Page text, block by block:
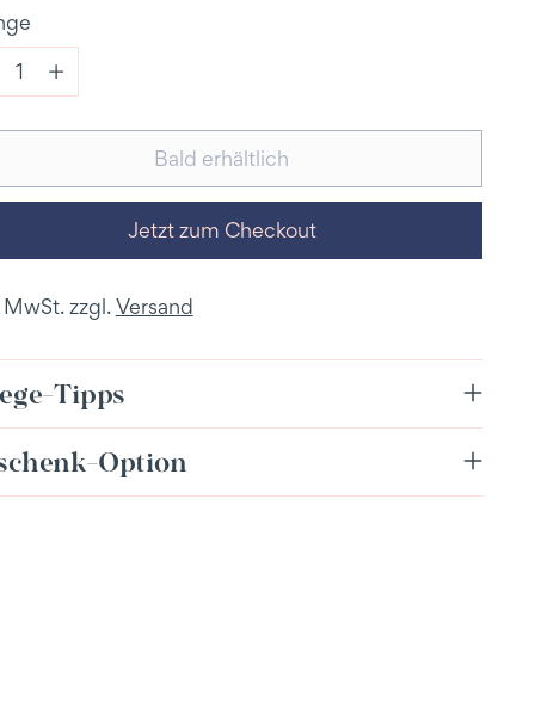
Bald erhältlich
Jetzt zum Checkout
MwSt. zzgl.Versand
Tipps
Option